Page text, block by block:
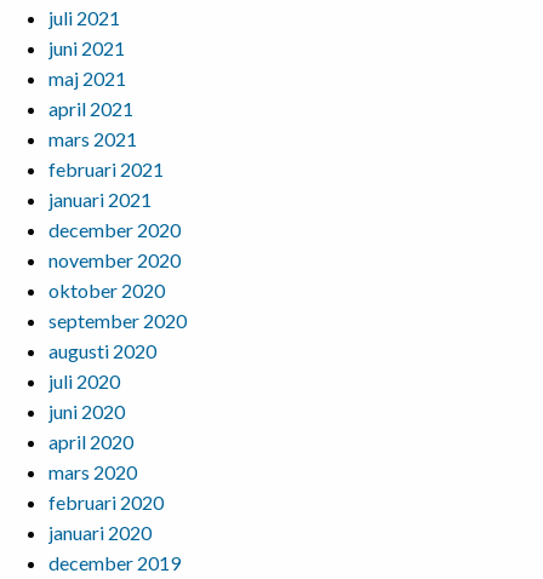
juli 2021
juni 2021
maj 2021
april 2021
mars 2021
februari 2021
januari 2021
december 2020
november 2020
oktober 2020
september 2020
augusti 2020
juli 2020
juni 2020
april 2020
mars 2020
februari 2020
januari 2020
december 2019